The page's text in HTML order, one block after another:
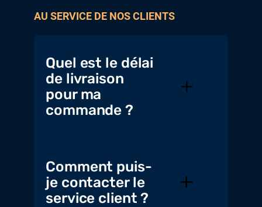
AU SERVICE DE NOS CLIENTS
Quel est le délai
de livraison
pour ma
commande ?
Comment puis-
je contacter le
service client ?